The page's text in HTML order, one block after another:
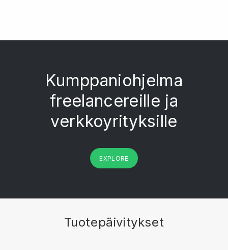
Kumppaniohjelma
freelancereille ja
verkkoyrityksille
EXPLORE
Tuotepäivitykset